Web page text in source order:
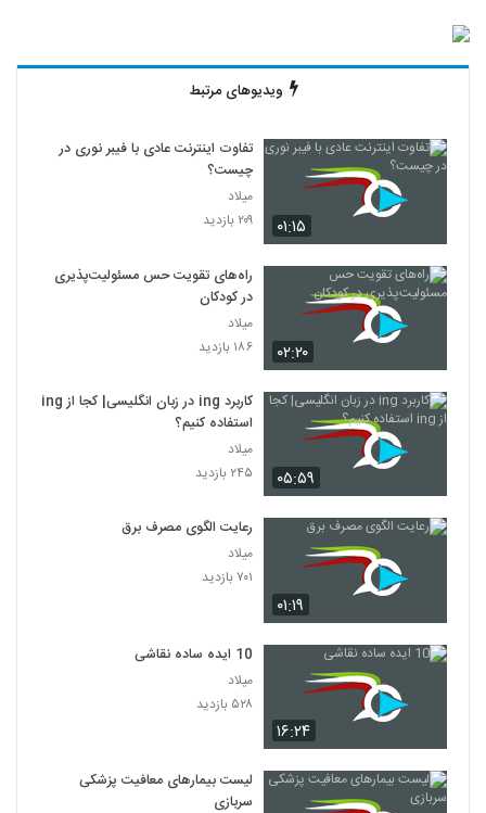
ویدیوهای مرتبط
۰۱:۱۵
تفاوت اینترنت عادی با فیبر نوری در
چیست؟
میلاد
۲۰۹ بازدید
۰۲:۲۰
راه‌های تقویت حس مسئولیت‌پذیری
در کودکان
میلاد
۱۸۶ بازدید
۰۵:۵۹
کاربرد ing در زبان انگلیسی| کجا از ing
استفاده کنیم؟
میلاد
۲۴۵ بازدید
۰۱:۱۹
رعایت الگوی مصرف برق
میلاد
۷۰۱ بازدید
۱۶:۲۴
10 ایده ساده نقاشی
میلاد
۵۲۸ بازدید
لیست بیمارهای معافیت پزشکی
سربازی